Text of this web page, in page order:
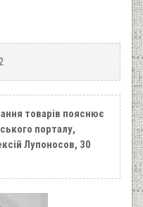
товарів пояснює
порталу,
Лупоносов, 30